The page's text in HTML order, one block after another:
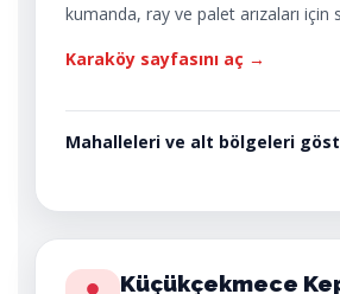
kumanda, ray ve palet arızaları için
Karaköy sayfasını aç →
Mahalleleri ve alt bölgeleri
Küçükçekmece